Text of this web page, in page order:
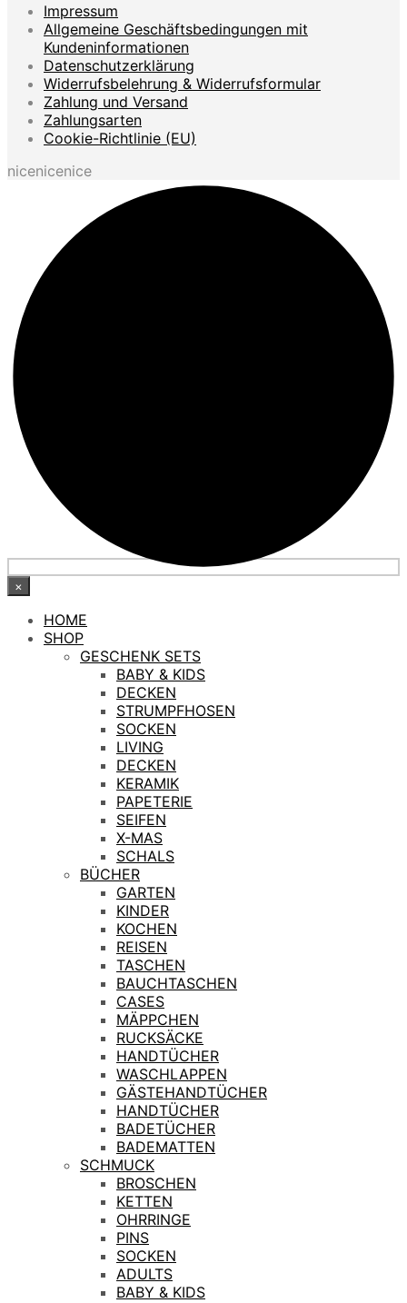
Impressum
Allgemeine Geschäftsbedingungen mit
Kundeninformationen
Datenschutzerklärung
Widerrufsbelehrung & Widerrufsformular
Zahlung und Versand
Zahlungsarten
Cookie-Richtlinie (EU)
nicenicenice
×
HOME
SHOP
GESCHENK SETS
BABY & KIDS
DECKEN
STRUMPFHOSEN
SOCKEN
LIVING
DECKEN
KERAMIK
PAPETERIE
SEIFEN
X-MAS
SCHALS
BÜCHER
GARTEN
KINDER
KOCHEN
REISEN
TASCHEN
BAUCHTASCHEN
CASES
MÄPPCHEN
RUCKSÄCKE
HANDTÜCHER
WASCHLAPPEN
GÄSTEHANDTÜCHER
HANDTÜCHER
BADETÜCHER
BADEMATTEN
SCHMUCK
BROSCHEN
KETTEN
OHRRINGE
PINS
SOCKEN
ADULTS
BABY & KIDS